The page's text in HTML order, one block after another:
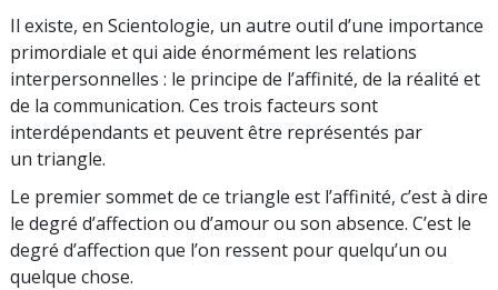
Il existe, en Scientologie, un autre outil d’une importance
primordiale et qui aide énormément les relations
interpersonnelles : le principe de l’affinité, de la réalité et
de la communication. Ces trois facteurs sont
interdépendants et peuvent être représentés par
un triangle.
Le premier sommet de ce triangle est l’affinité, c’est à dire
le degré d’affection ou d’amour ou son absence. C’est le
degré d’affection que l’on ressent pour quelqu’un ou
quelque chose.